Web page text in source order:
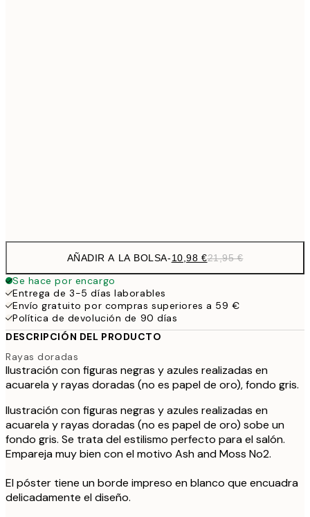
AÑADIR A LA BOLSA-10,98 €21,95 €
Se hace por encargo
Entrega de 3-5 días laborables
Envío gratuito por compras superiores a 59 €
Política de devolución de 90 días
DESCRIPCIÓN DEL PRODUCTO
Rayas doradas
Ilustración con figuras negras y azules realizadas en
acuarela y rayas doradas (no es papel de oro), fondo gris.
Ilustración con figuras negras y azules realizadas en
acuarela y rayas doradas (no es papel de oro) sobe un
fondo gris. Se trata del estilismo perfecto para el salón.
Empareja muy bien con el motivo Ash and Moss No2.
El póster tiene un borde impreso en blanco que encuadra
delicadamente el diseño.